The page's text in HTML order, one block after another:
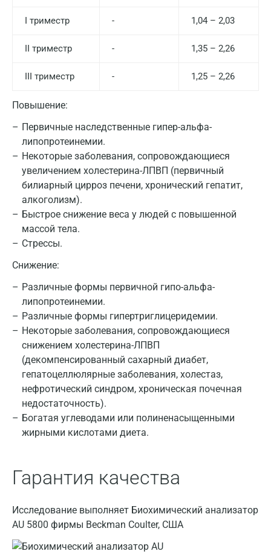
I триместр - 1,04 – 2,03
II триместр - 1,35 – 2,26
III триместр - 1,25 – 2,26
Повышение:
Первичные наследственные гипер-альфа-
липопротеинемии.
Некоторые заболевания, сопровождающиеся
увеличением холестерина-ЛПВП (первичный
билиарный цирроз печени, хронический гепатит,
алкоголизм).
Быстрое снижение веса у людей с повышенной
массой тела.
Стрессы.
Снижение:
Различные формы первичной гипо-альфа-
липопротеинемии.
Различные формы гипертриглицеридемии.
Некоторые заболевания, сопровождающиеся
снижением холестерина-ЛПВП
(декомпенсированный сахарный диабет,
гепатоцеллюлярные заболевания, холестаз,
нефротический синдром, хроническая почечная
недостаточность).
Богатая углеводами или полиненасыщенными
жирными кислотами диета.
Гарантия качества
Исследование выполняет Биохимический анализатор
AU 5800 фирмы Beckman Coulter, США
Брянск
Великий Новгород
Видное
Волгоград
Волжский
Вологда
Воронеж
Всеволожск
Гатчина
Геленджик
Голубое
Дзержинск
Дзержинский
Дмитров
Долгопрудный
Домодедово
Екатеринбург
Звенигород
Иваново
Ивантеевка